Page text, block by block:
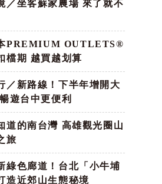
／坐客蘇家農場 來了就不
PREMIUM OUTLETS®
檔期 越買越划算
／新路線！下半年增開大
遊台中更便利
道的南台灣 高雄觀光圈山
旅
綠色廊道！台北「小牛埔
造近郊山生態秘境